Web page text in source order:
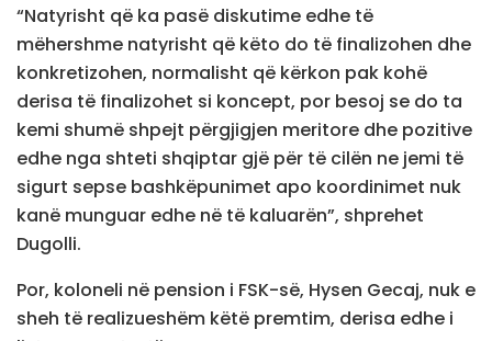
“Natyrisht që ka pasë diskutime edhe të
mëhershme natyrisht që këto do të finalizohen dhe
konkretizohen, normalisht që kërkon pak kohë
derisa të finalizohet si koncept, por besoj se do ta
kemi shumë shpejt përgjigjen meritore dhe pozitive
edhe nga shteti shqiptar gjë për të cilën ne jemi të
sigurt sepse bashkëpunimet apo koordinimet nuk
kanë munguar edhe në të kaluarën”, shprehet
Dugolli.
Por, koloneli në pension i FSK-së, Hysen Gecaj, nuk e
sheh të realizueshëm këtë premtim, derisa edhe i